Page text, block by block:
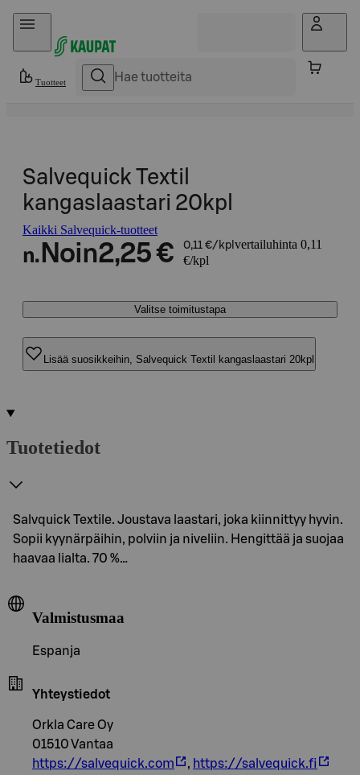
Hyppää sisältöön
Tuotteet
Salvequick Textil
kangaslaastari 20kpl
Kaikki Salvequick-tuotteet
n. Noin2,25 € 0,11 €/kpl vertailuhinta 0,11
€/kpl
Valitse toimitustapa
Lisää suosikkeihin, Salvequick Textil kangaslaastari 20kpl
Tuotetiedot
Salvquick Textile. Joustava laastari, joka kiinnittyy hyvin.
Sopii kyynärpäihin, polviin ja niveliin. Hengittää ja suojaa
haavaa lialta. 70 %…
Valmistusmaa
Espanja
Yhteystiedot
Orkla Care Oy
01510 Vantaa
https://salvequick.com
, https://salvequick.fi